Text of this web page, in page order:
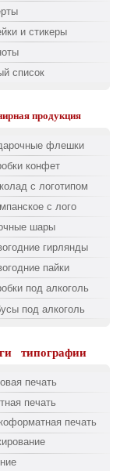
и стикеры
список
продукция
флешки
конфет
с логотипом
с лого
шары
гирлянды
пайки
под алкоголь
под алкоголь
типографии
печать
печать
печать